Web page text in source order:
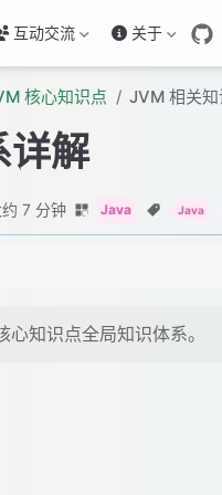
互动交流 关于
核心知识点 JVM 相关
详解
7 分钟 Java Java
知识点全局知识体系。